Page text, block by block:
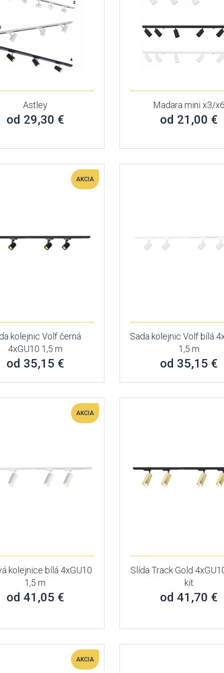
Astley
od 29,30 €
Madara mini x3/
od 21,00 €
AKCIA
kolejnic Volf černá
4xGU10 1,5 m
od 35,15 €
Sada kolejnic Volf bílá
1,5 m
od 35,15 €
AKCIA
kolejnice bílá 4xGU10
1,5 m
od 41,05 €
Slída Track Gold
kit
od 41,70 €
AKCIA